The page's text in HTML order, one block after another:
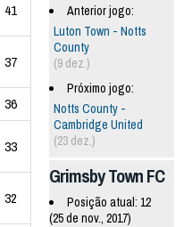
41
37
36
33
32
Anterior jogo:
Luton Town - Notts
County
(9 dez.)
Próximo jogo:
Notts County -
Cambridge United
(23 dez.)
Grimsby Town FC
Posição atual: 12
(25 de nov., 2017)